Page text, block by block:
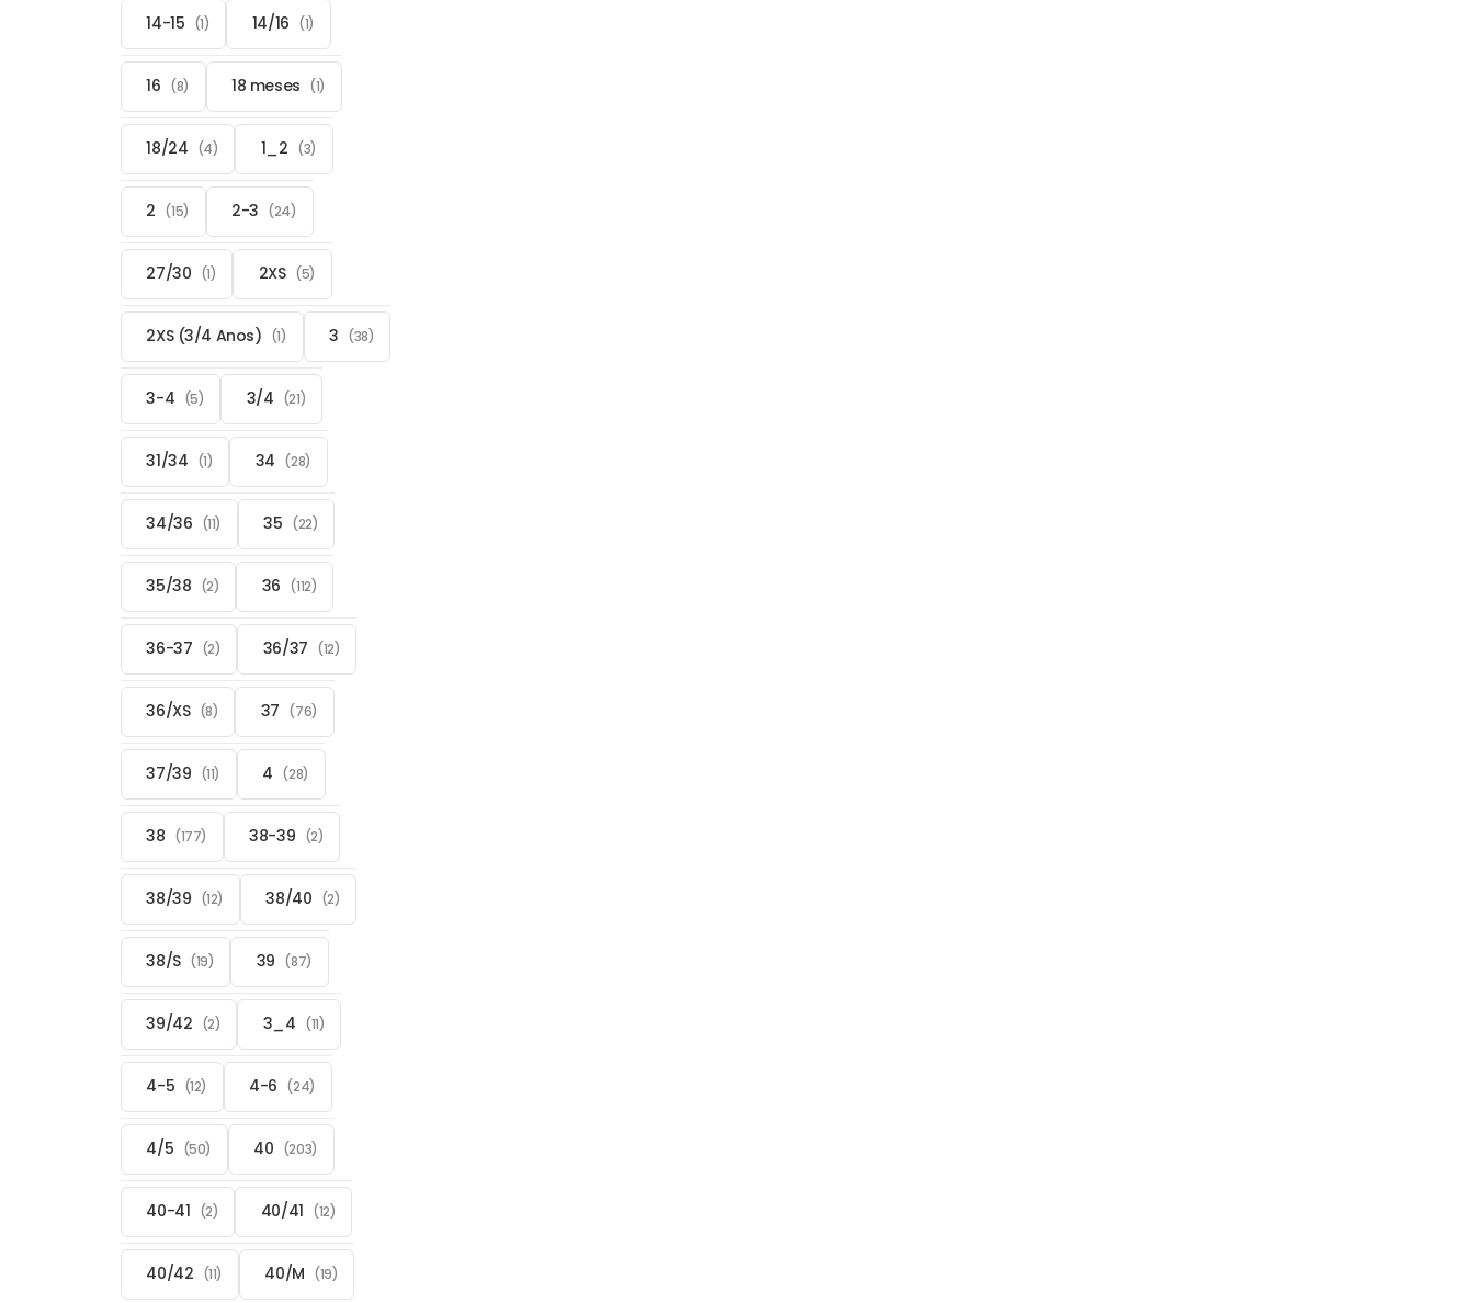
14-15 (1) 14/16 (1)
16 (8) 18 meses (1)
18/24 (4) 1_2 (3)
2 (15) 2-3 (24)
27/30 (1) 2XS (5)
2XS (3/4 Anos) (1) 3 (38)
3-4 (5) 3/4 (21)
31/34 (1) 34 (28)
34/36 (11) 35 (22)
35/38 (2) 36 (112)
36-37 (2) 36/37 (12)
36/XS (8) 37 (76)
37/39 (11) 4 (28)
38 (177) 38-39 (2)
38/39 (12) 38/40 (2)
38/S (19) 39 (87)
39/42 (2) 3_4 (11)
4-5 (12) 4-6 (24)
4/5 (50) 40 (203)
40-41 (2) 40/41 (12)
40/42 (11) 40/M (19)